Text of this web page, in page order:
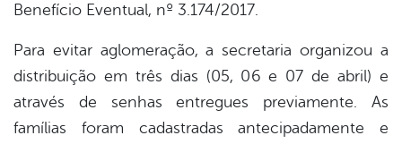
Benefício Eventual, nº 3.174/2017.
Para evitar aglomeração, a secretaria organizou a
distribuição em três dias (05, 06 e 07 de abril) e
através de senhas entregues previamente. As
famílias foram cadastradas antecipadamente e